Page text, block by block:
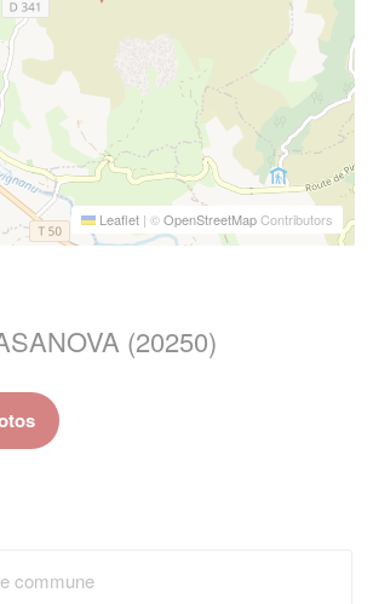
Leaflet | ©OpenStreetMapContributors
(20250)